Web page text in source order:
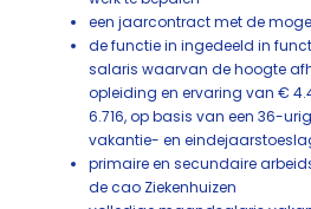
een jaarcontract met de
de functie in ingedeeld in
salaris waarvan de hoogte
opleiding en ervaring van €
6.716, op basis van een 36-
vakantie- en
primaire en secundaire
de cao Ziekenhuizen